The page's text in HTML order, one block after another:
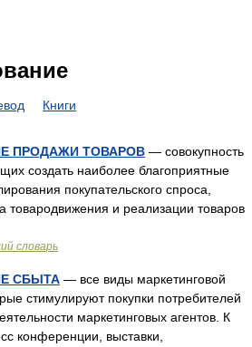
Книги
ПРОДАЖИ ТОВАРОВ — совокупность
создать наиболее благоприятные
покупательского спроса,
товародвижения и реализации товаров
словарь
СБЫТА — все виды маркетинговой
стимулируют покупки потребителей
маркетинговых агентов. К
конференции, выставки,